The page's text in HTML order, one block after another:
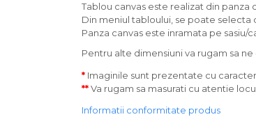
Tablou canvas este realizat din panza
Din meniul tabloului, se poate selecta
Panza canvas este inramata pe sasiu/
Pentru alte dimensiuni va rugam sa
* Imaginile sunt prezentate cu
**Va rugam sa masurati cu atentie
Informatii conformitate produs